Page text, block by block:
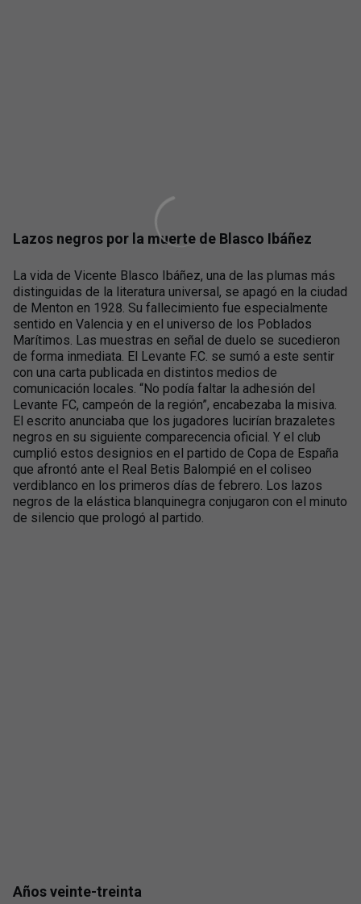
Lazos negros por la muerte de Blasco Ibáñez
La vida de Vicente Blasco Ibáñez, una de las plumas más
distinguidas de la literatura universal, se apagó en la ciudad
de Menton en 1928. Su fallecimiento fue especialmente
sentido en Valencia y en el universo de los Poblados
Marítimos. Las muestras en señal de duelo se sucedieron
de forma inmediata. El Levante F.C. se sumó a este sentir
con una carta publicada en distintos medios de
comunicación locales. “No podía faltar la adhesión del
Levante FC, campeón de la región”, encabezaba la misiva.
El escrito anunciaba que los jugadores lucirían brazaletes
negros en su siguiente comparecencia oficial. Y el club
cumplió estos designios en el partido de Copa de España
que afrontó ante el Real Betis Balompié en el coliseo
verdiblanco en los primeros días de febrero. Los lazos
negros de la elástica blanquinegra conjugaron con el minuto
de silencio que prologó al partido.
Años veinte-treinta